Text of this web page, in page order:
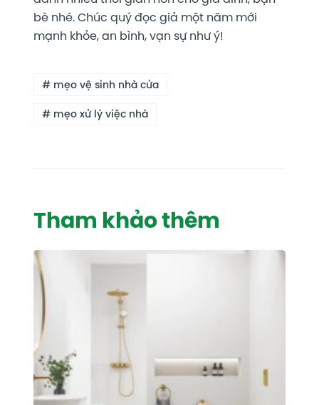
bè nhé. Chúc quý đọc giả một năm mới
mạnh khỏe, an bình, vạn sự như ý!
# mẹo vệ sinh nhà cửa
# mẹo xử lý việc nhà
Tham khảo thêm